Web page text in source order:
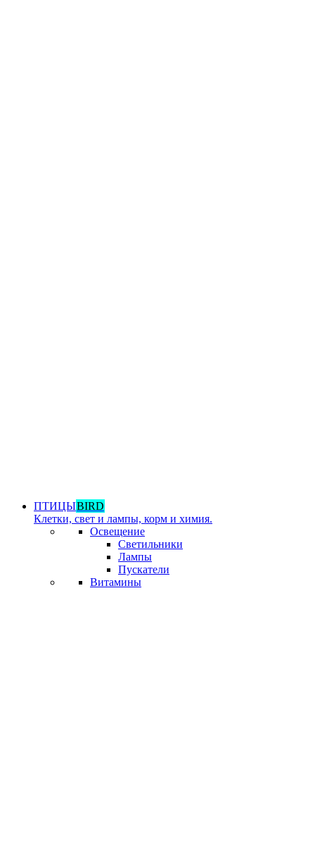
ПТИЦЫBIRD
Клетки, свет и лампы, корм и химия.
Освещение
Светильники
Лампы
Пускатели
Витамины